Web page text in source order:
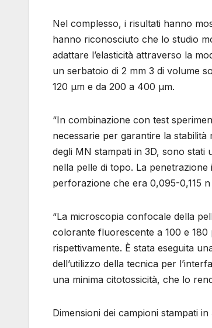
Nel complesso, i risultati hanno
hanno riconosciuto che lo studio
adattare l’elasticità attraverso la
un serbatoio di 2 mm 3 di volume
120 μm e da 200 a 400 μm.
“In combinazione con test
necessarie per garantire la
degli MN stampati in 3D, sono stati
nella pelle di topo. La
perforazione che era 0,095-0,115
“La microscopia confocale della
colorante fluorescente a 100 e
rispettivamente. È stata eseguita
dell’utilizzo della tecnica per
una minima citotossicità, che lo
Dimensioni dei campioni stampati